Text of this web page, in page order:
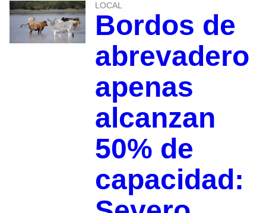
LOCAL
Bordos de
abrevadero
apenas
alcanzan
50% de
capacidad: